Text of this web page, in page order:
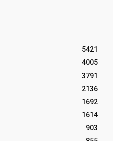
5421
4005
3791
2136
1692
1614
903